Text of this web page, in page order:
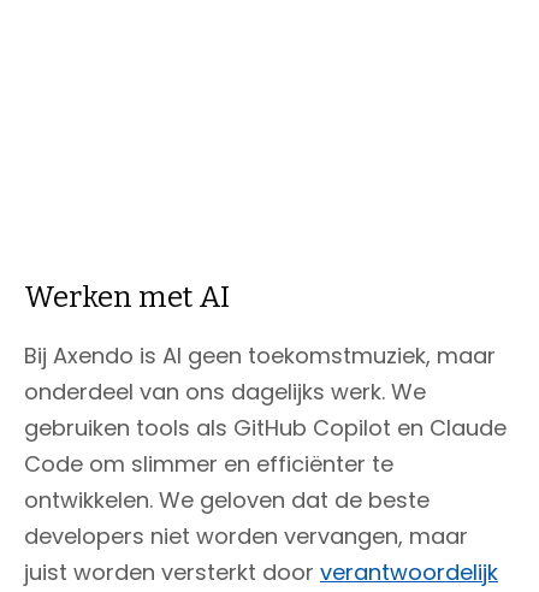
Werken met AI
Bij Axendo is AI geen toekomstmuziek, maar
onderdeel van ons dagelijks werk. We
gebruiken tools als GitHub Copilot en Claude
Code om slimmer en efficiënter te
ontwikkelen. We geloven dat de beste
developers niet worden vervangen, maar
juist worden versterkt door verantwoordelijk